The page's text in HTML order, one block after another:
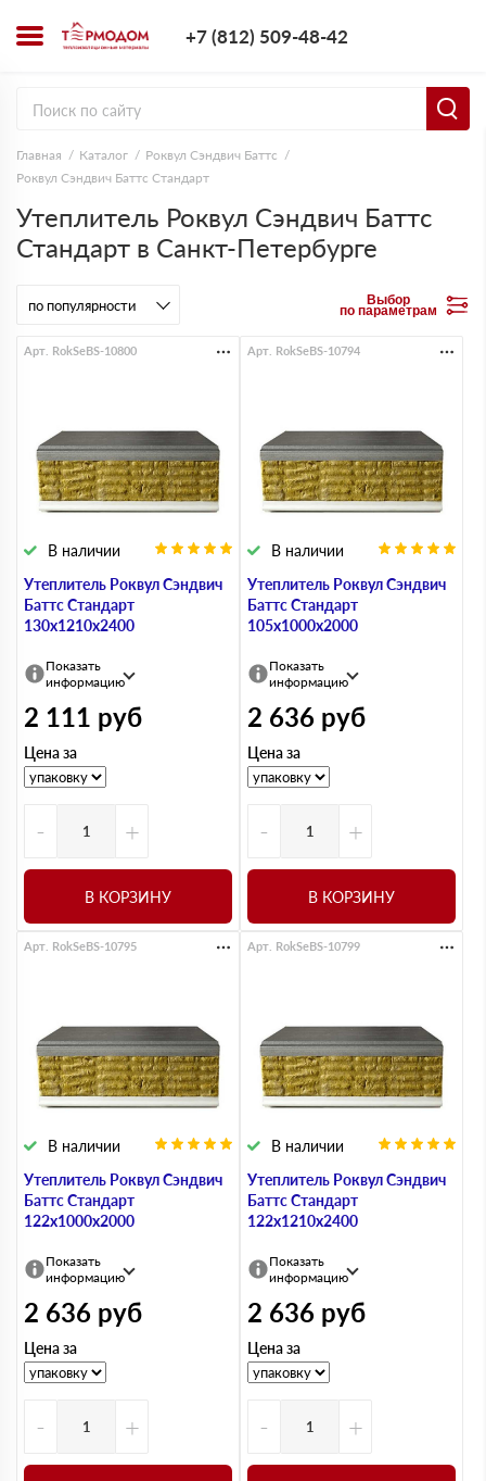
+7 (812) 509-48-42
Главная Каталог
Роквул Сэндвич Баттс
Роквул Сэндвич Баттс Стандарт
Утеплитель Роквул Сэндвич Баттс
Стандарт в Санкт-Петербурге
Выбор
по параметрам
Утеплитель Роквул Сэндвич
Баттс Стандарт
130х1210х2400
В наличии
Арт. RokSeBS-10800
Показать
информацию
2 111 руб
Цена за
- +
В КОРЗИНУ
Утеплитель Роквул Сэндвич
Баттс Стандарт
105х1000х2000
В наличии
Арт. RokSeBS-10794
Показать
информацию
2 636 руб
Цена за
- +
В КОРЗИНУ
Утеплитель Роквул Сэндвич
Баттс Стандарт
122х1000х2000
В наличии
Арт. RokSeBS-10795
Показать
информацию
2 636 руб
Цена за
- +
Утеплитель Роквул Сэндвич
Баттс Стандарт
122х1210х2400
В наличии
Арт. RokSeBS-10799
Показать
информацию
2 636 руб
Цена за
- +